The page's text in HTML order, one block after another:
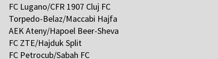
FC Lugano/CFR 1907 Cluj FC
Torpedo-Belaz/Maccabi Hajfa
AEK Ateny/Hapoel Beer-Sheva
FC ZTE/Hajduk Split
FC Petrocub/Sabah FC